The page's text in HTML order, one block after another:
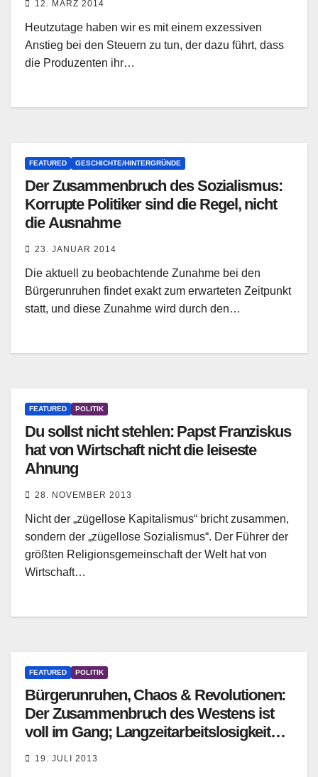
12. MÄRZ 2014
Heutzutage haben wir es mit einem exzessiven
Anstieg bei den Steuern zu tun, der dazu führt, dass
die Produzenten ihr…
FEATURED GESCHICHTE/HINTERGRÜNDE
Der Zusammenbruch des Sozialismus:
Korrupte Politiker sind die Regel, nicht
die Ausnahme
23. JANUAR 2014
Die aktuell zu beobachtende Zunahme bei den
Bürgerunruhen findet exakt zum erwarteten Zeitpunkt
statt, und diese Zunahme wird durch den…
FEATURED POLITIK
Du sollst nicht stehlen: Papst Franziskus
hat von Wirtschaft nicht die leiseste
Ahnung
28. NOVEMBER 2013
Nicht der „zügellose Kapitalismus“ bricht zusammen,
sondern der „zügellose Sozialismus“. Der Führer der
größten Religionsgemeinschaft der Welt hat von
Wirtschaft…
FEATURED POLITIK
Bürgerunruhen, Chaos & Revolutionen:
Der Zusammenbruch des Westens ist
voll im Gang; Langzeitarbeitslosigkeit
wird nicht mehr verschwinden
19. JULI 2013